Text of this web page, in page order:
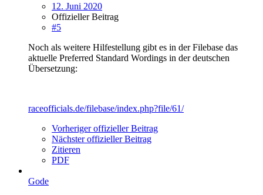
12. Juni 2020
Offizieller Beitrag
#5
Noch als weitere Hilfestellung gibt es in der Filebase das
aktuelle Preferred Standard Wordings in der deutschen
Übersetzung:
raceofficials.de/filebase/index.php?file/61/
Vorheriger offizieller Beitrag
Nächster offizieller Beitrag
Zitieren
PDF
Gode